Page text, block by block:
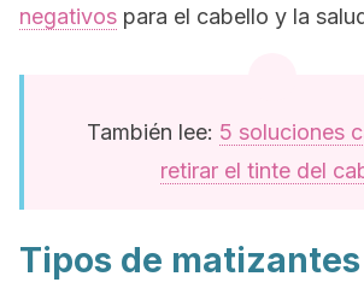
negativos para el cabello y la
También lee: 5 soluciones
retirar el tinte del
Tipos de matizantes